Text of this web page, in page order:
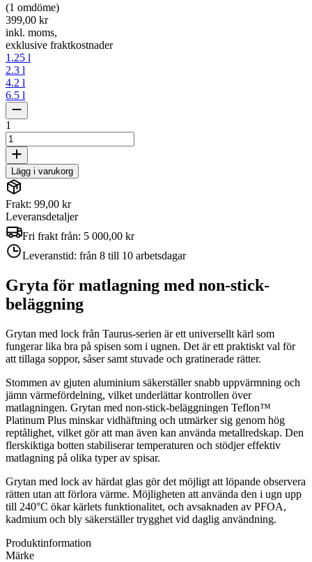
(1 omdöme)
399,00 kr
inkl. moms,
exklusive fraktkostnader
1.25 l
2.3 l
4.2 l
6.5 l
1
Lägg i varukorg
Frakt: 99,00 kr
Leveransdetaljer
Fri frakt från: 5 000,00 kr
Leveranstid: från 8 till 10 arbetsdagar
Gryta för matlagning med non-stick-
beläggning
Grytan med lock från Taurus-serien är ett universellt kärl som
fungerar lika bra på spisen som i ugnen. Det är ett praktiskt val för
att tillaga soppor, såser samt stuvade och gratinerade rätter.
Stommen av gjuten aluminium säkerställer snabb uppvärmning och
jämn värmefördelning, vilket underlättar kontrollen över
matlagningen. Grytan med non-stick-beläggningen Teflon™
Platinum Plus minskar vidhäftning och utmärker sig genom hög
reptålighet, vilket gör att man även kan använda metallredskap. Den
flerskiktiga botten stabiliserar temperaturen och stödjer effektiv
matlagning på olika typer av spisar.
Grytan med lock av härdat glas gör det möjligt att löpande observera
rätten utan att förlora värme. Möjligheten att använda den i ugn upp
till 240°C ökar kärlets funktionalitet, och avsaknaden av PFOA,
kadmium och bly säkerställer trygghet vid daglig användning.
Produktinformation
Märke